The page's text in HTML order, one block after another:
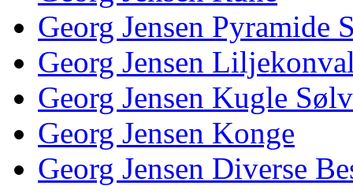
Georg Jensen Pyramide
Georg Jensen
Georg Jensen Kugle Sølv
Georg Jensen Konge
Georg Jensen Diverse